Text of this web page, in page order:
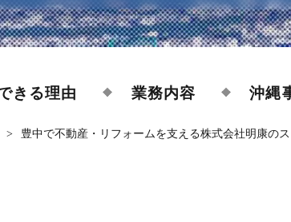
きる理由 業務内容 沖縄
豊中で不動産・リフォームを支える株式会社明康の